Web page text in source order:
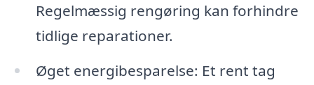
Regelmæssig rengøring kan forhindre
tidlige reparationer.
Øget energibesparelse: Et rent tag